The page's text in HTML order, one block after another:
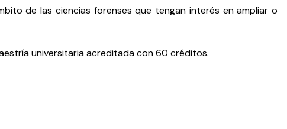
de las ciencias forenses que tengan interés en ampliar o
universitaria acreditada con 60 créditos.